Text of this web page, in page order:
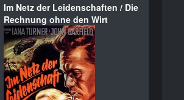
Im Netz der Leidenschaften / Die
Rechnung ohne den Wirt